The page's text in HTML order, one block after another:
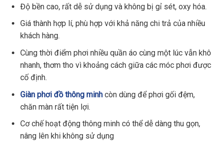
Độ bền cao, rất dễ sử dụng và không bị gỉ sét, oxy hóa.
Giá thành hợp lí, phù hợp với khả năng chi trả của nhiều
khách hàng.
Cùng thời điểm phơi nhiều quần áo cùng một lúc vẫn khô
nhanh, thơm tho vì khoảng cách giữa các móc phơi được
cố định.
Giàn phơi đồ thông minhcòn dùng để phơi gối đệm,
chăn màn rất tiện lợi.
Cơ chế hoạt động thông minh có thể dễ dàng thu gọn,
nâng lên khi không sử dụng